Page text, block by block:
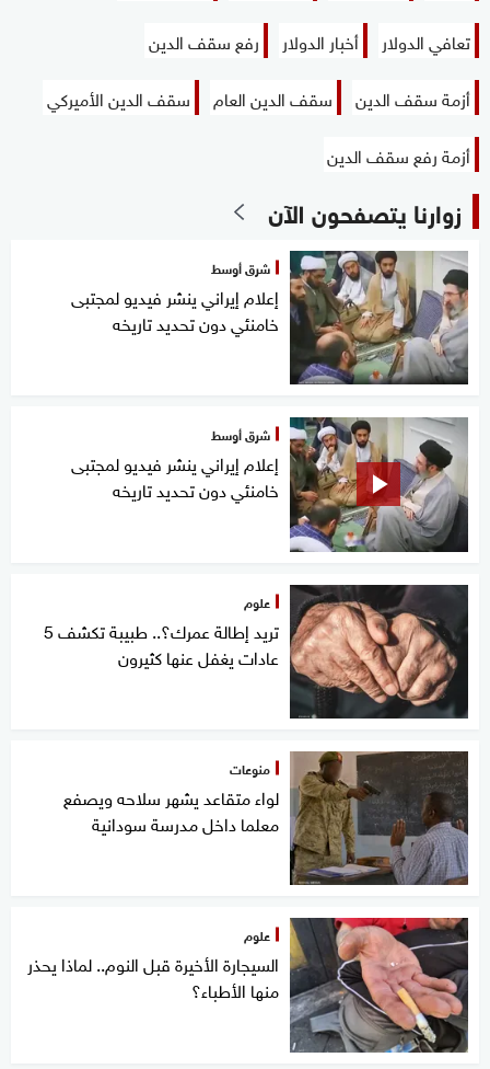
تعافي الدولار
أخبار الدولار
رفع سقف الدين
أزمة سقف الدين
سقف الدين العام
سقف الدين الأميركي
أزمة رفع سقف الدين
زوارنا يتصفحون الآن
شرق أوسط
إعلام إيراني ينشر فيديو لمجتبى
خامنئي دون تحديد تاريخه
شرق أوسط
إعلام إيراني ينشر فيديو لمجتبى
خامنئي دون تحديد تاريخه
علوم
تريد إطالة عمرك؟.. طبيبة تكشف 5
عادات يغفل عنها كثيرون
منوعات
لواء متقاعد يشهر سلاحه ويصفع
معلما داخل مدرسة سودانية
علوم
السيجارة الأخيرة قبل النوم.. لماذا يحذر
منها الأطباء؟